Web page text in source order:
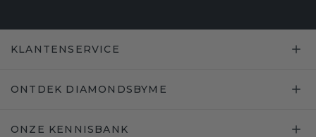
KLANTENSERVICE
ONTDEK DIAMONDSBYME
ONZE KENNISBANK